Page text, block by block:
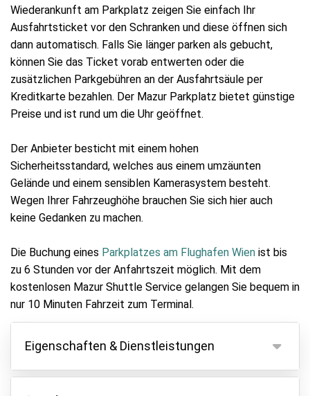
Wiederankunft am Parkplatz zeigen Sie einfach Ihr
Ausfahrtsticket vor den Schranken und diese öffnen sich
dann automatisch. Falls Sie länger parken als gebucht,
können Sie das Ticket vorab entwerten oder die
zusätzlichen Parkgebühren an der Ausfahrtsäule per
Kreditkarte bezahlen. Der Mazur Parkplatz bietet günstige
Preise und ist rund um die Uhr geöffnet.
Der Anbieter besticht mit einem hohen
Sicherheitsstandard, welches aus einem umzäunten
Gelände und einem sensiblen Kamerasystem besteht.
Wegen Ihrer Fahrzeughöhe brauchen Sie sich hier auch
keine Gedanken zu machen.
Die Buchung eines Parkplatzes am Flughafen Wien ist bis
zu 6 Stunden vor der Anfahrtszeit möglich. Mit dem
kostenlosen Mazur Shuttle Service gelangen Sie bequem in
nur 10 Minuten Fahrzeit zum Terminal.
Eigenschaften & Dienstleistungen
Eigenschaften